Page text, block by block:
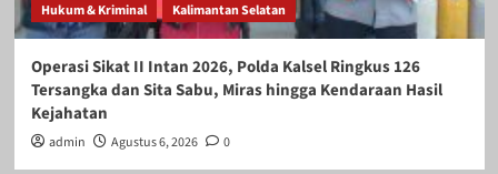
Hukum & Kriminal Kalimantan Selatan
Operasi Sikat II Intan 2026, Polda Kalsel Ringkus 126
Tersangka dan Sita Sabu, Miras hingga Kendaraan Hasil
Kejahatan
admin Agustus 6, 2026 0